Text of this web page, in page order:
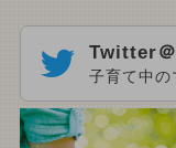
Twitter＠
子育て中の